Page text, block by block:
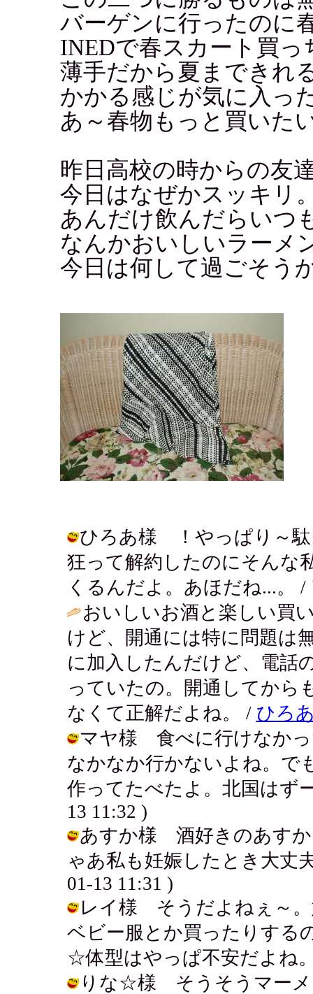
バーゲンに行ったのに
INEDで春スカート買っ
薄手だから夏まできれ
かかる感じが気に入っ
あ～春物もっと買いた
昨日高校の時からの友
今日はなぜかスッキリ
あんだけ飲んだらいつ
なんかおいしいラーメ
今日は何して過ごそう
ひろあ様 ！やっぱり～駄
狂って解約したのにそんな
くるんだよ。あほだね...。 /
おいしいお酒と楽しい買
けど、開通には特に問題は
に加入したんだけど、電話
っていたの。開通してから
なくて正解だよね。 / ひろ
マヤ様 食べに行けなかっ
なかなか行かないよね。で
作ってたべたよ。北国はず
13 11:32 )
あすか様 酒好きのあす
ゃあ私も妊娠したとき大丈
01-13 11:31 )
レイ様 そうだよねぇ～。
ベビー服とか買ったりする
☆体型はやっぱ不安だよね
りな☆様 そうそうマーメ